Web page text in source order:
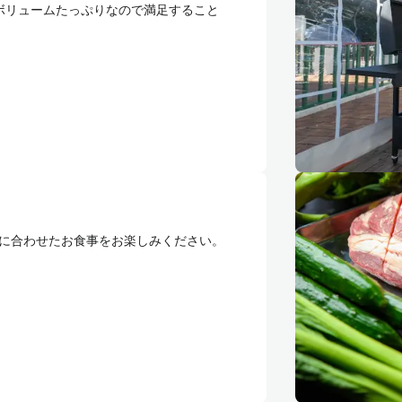
ュームたっぷりなので満足すること
わせたお食事をお楽しみください。